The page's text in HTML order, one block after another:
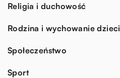
Religia i duchowość
Rodzina i wychowanie dzieci
Społeczeństwo
Sport